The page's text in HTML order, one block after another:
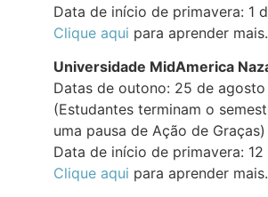
Data de início de primavera: 1
Clique aqui para aprender mais.
Universidade MidAmerica
Datas de outono: 25 de agosto
(Estudantes terminam o
uma pausa de Ação de Graças)
Data de início de primavera: 12
Clique aqui para aprender mais.